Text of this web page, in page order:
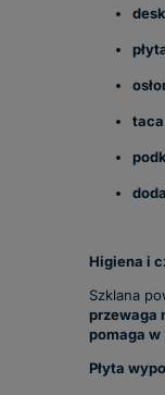
taca
Higiena i
Szklana
przewaga
pomaga
Płyta